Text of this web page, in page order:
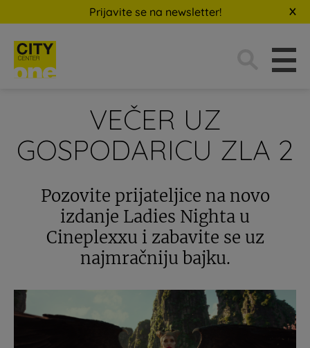
Prijavite se na newsletter!
VEČER UZ
GOSPODARICU ZLA 2
Pozovite prijateljice na novo
izdanje Ladies Nighta u
Cineplexxu i zabavite se uz
najmračniju bajku.